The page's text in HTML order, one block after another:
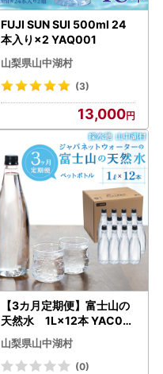
FUJI SUN SUI 500ml 24
本入り×2 YAQ001
山梨県山中湖村
(3)
13,000
【3カ月定期便】富士山の
天然水 1L×12本 YAC00
6
山梨県山中湖村
(0)